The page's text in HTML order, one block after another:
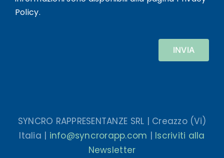
Policy.
SYNCRO RAPPRESENTANZE SRL | Creazzo (Vi)
Italia | info@syncrorapp.com | Iscriviti alla
Newsletter